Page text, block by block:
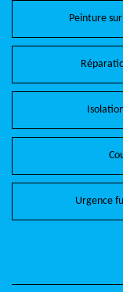
Peinture
Urgence